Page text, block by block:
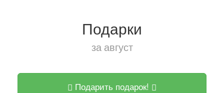
Подарки
за август
Подарить подарок!